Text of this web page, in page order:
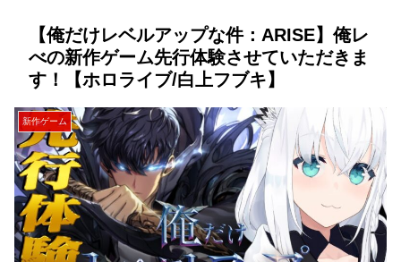
【俺だけレベルアップな件：ARISE】俺レ
べの新作ゲーム先行体験させていただきま
す！【ホロライブ/白上フブキ】
新作ゲーム